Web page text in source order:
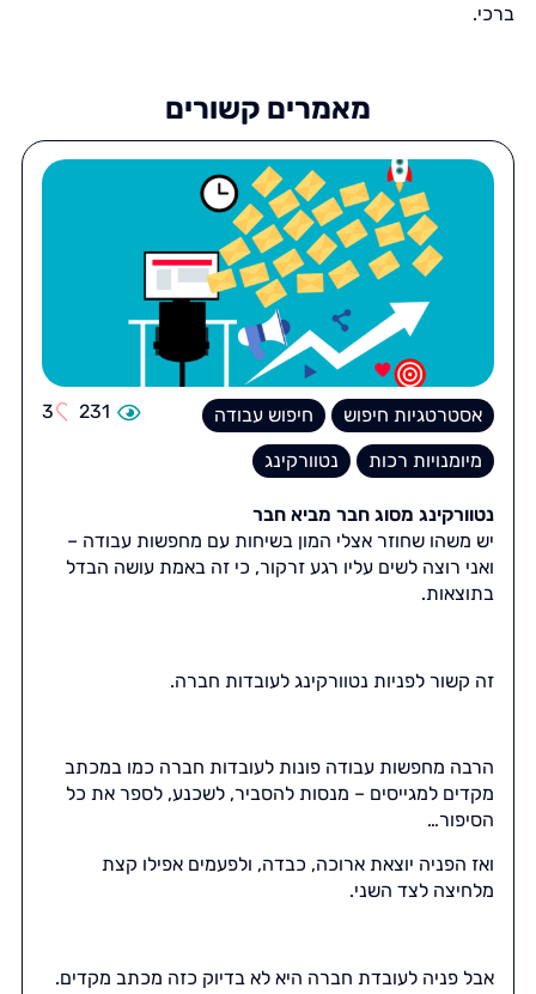
ברכי.
מאמרים קשורים
אסטרטגיות חיפוש
חיפוש עבודה
מיומנויות רכות
נטוורקינג
231
3
נטוורקינג מסוג חבר מביא חבר
יש משהו שחוזר אצלי המון בשיחות עם מחפשות עבודה –
ואני רוצה לשים עליו רגע זרקור, כי זה באמת עושה הבדל
בתוצאות.
זה קשור לפניות נטוורקינג לעובדות חברה.
הרבה מחפשות עבודה פונות לעובדות חברה כמו במכתב
מקדים למגייסים – מנסות להסביר, לשכנע, לספר את כל
הסיפור…
ואז הפניה יוצאת ארוכה, כבדה, ולפעמים אפילו קצת
מלחיצה לצד השני.
אבל פניה לעובדת חברה היא לא בדיוק כזה מכתב מקדים.